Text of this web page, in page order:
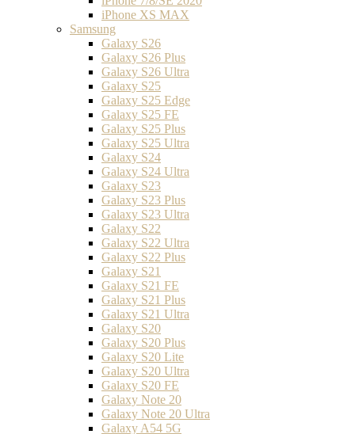
iPhone XS MAX
Samsung
Galaxy S26
Galaxy S26 Plus
Galaxy S26 Ultra
Galaxy S25
Galaxy S25 Edge
Galaxy S25 FE
Galaxy S25 Plus
Galaxy S25 Ultra
Galaxy S24
Galaxy S24 Ultra
Galaxy S23
Galaxy S23 Plus
Galaxy S23 Ultra
Galaxy S22
Galaxy S22 Ultra
Galaxy S22 Plus
Galaxy S21
Galaxy S21 FE
Galaxy S21 Plus
Galaxy S21 Ultra
Galaxy S20
Galaxy S20 Plus
Galaxy S20 Lite
Galaxy S20 Ultra
Galaxy S20 FE
Galaxy Note 20
Galaxy Note 20 Ultra
Galaxy A54 5G